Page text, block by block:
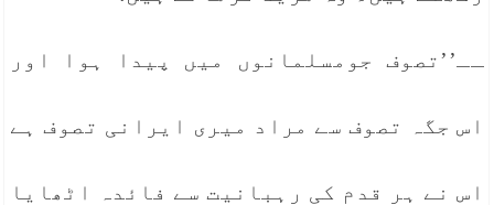
ــ’’تصوف جومسلمانوں میں پیدا ہوا اور
اس جگہ تصوف سے مراد میری ایرانی تصوف ہے
اس نے ہر قدم کی رہبانیت سے فائدہ اٹھایا